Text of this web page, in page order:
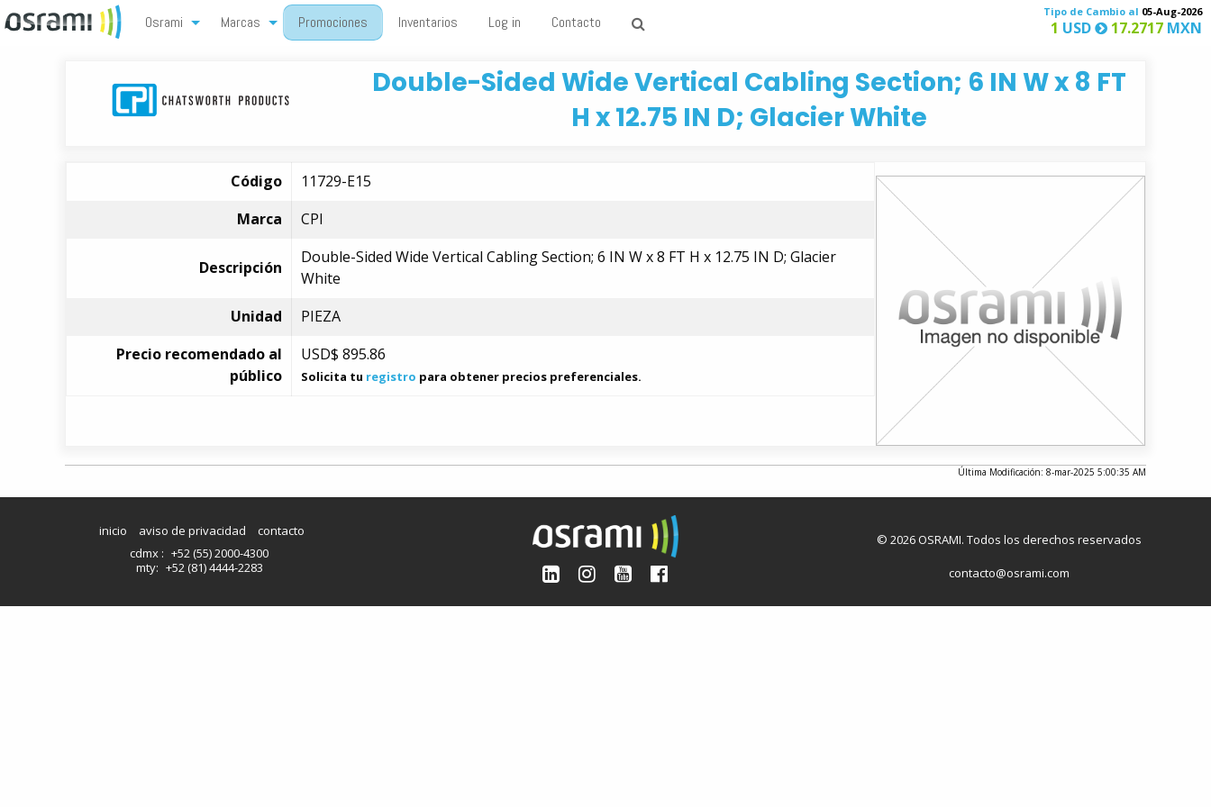
Osrami Marcas Promociones Inventarios Log in Contacto
Tipo de Cambio al 05-Aug-2026
1 USD 17.2717 MXN
Double-Sided Wide Vertical Cabling Section; 6 IN W x 8 FT
H x 12.75 IN D; Glacier White
Código
11729-E15
Marca
CPI
Descripción
Double-Sided Wide Vertical Cabling Section; 6 IN W x 8 FT H x 12.75 IN D; Glacier
White
Unidad
PIEZA
Precio recomendado al
público
USD$ 895.86
Solicita tu registro para obtener precios preferenciales.
Última Modificación: 8-mar-2025 5:00:35 AM
inicio aviso de privacidad
contacto
cdmx : +52 (55) 2000-4300
mty: +52 (81) 4444-2283
© 2026 OSRAMI. Todos los derechos reservados
contacto@osrami.com